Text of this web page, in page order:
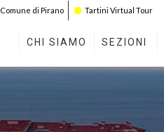
Comune di Pirano Tartini Virtual Tour
CHI SIAMO SEZIONI